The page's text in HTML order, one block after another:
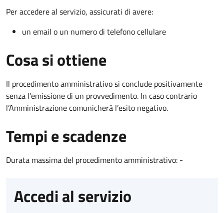
Per accedere al servizio, assicurati di avere:
un email o un numero di telefono cellulare
Cosa si ottiene
Il procedimento amministrativo si conclude positivamente
senza l’emissione di un provvedimento. In caso contrario
l’Amministrazione comunicherà l’esito negativo.
Tempi e scadenze
Durata massima del procedimento amministrativo: -
Accedi al servizio